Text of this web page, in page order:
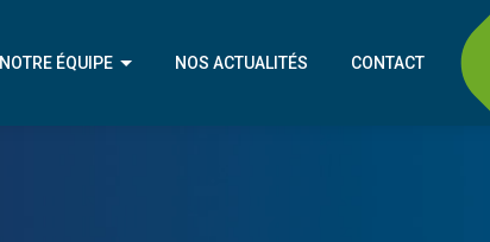
NOTRE ÉQUIPE NOS ACTUALITÉS CONTACT